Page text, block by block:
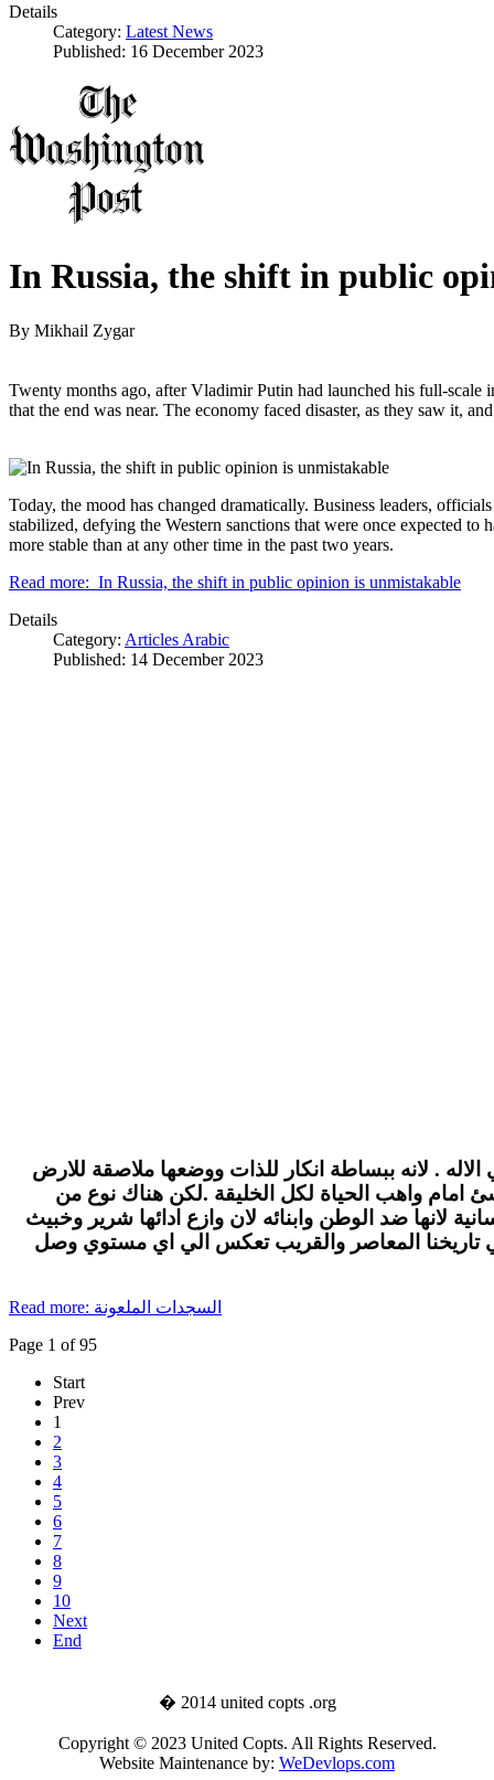
Details
Category: Latest News
Published: 16 December 2023
In Russia, the shift in public
By Mikhail Zygar
Twenty months ago, after Vladimir Putin had launched his full-
that the end was near. The economy faced disaster, as they saw it,
Today, the mood has changed dramatically. Business leaders,
stabilized, defying the Western sanctions that were once expected to
more stable than at any other time in the past two years.
Read more: In Russia, the shift in public opinion is unmistakable
Details
Category: Articles Arabic
Published: 14 December 2023
. لانه ببساطة انكار للذات ووضعها ملاصقة للارض
امام واهب الحياة لكل الخليقة .لكن هناك نوع من
لانها ضد الوطن وابنائه لان وازع ادائها شرير وخبيث
تاريخنا المعاصر والقريب تعكس الي اي مستوي وصل
Read more: السجدات الملعونة
Page 1 of 95
Start
Prev
1
2
3
4
5
6
7
8
9
10
Next
End
� 2014 united copts .org
Copyright © 2023 United Copts. All Rights Reserved.
Website Maintenance by: WeDevlops.com